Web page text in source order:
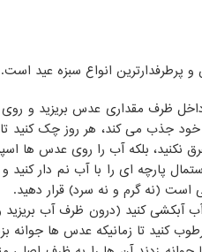
پرطرفدارترین انواع سبزه عید
داخل ظرف مقداری عدس بریزید و
جذب می کند، هر روز چک کنید
نکنید، بلکه آب را روی عدس ها
پارچه ای را با آب نم دار
است (نه گرم و نه سرد) قرار دهید.
آبکشی کنید (درون ظرف آب بریزید
کنید تا زمانیکه عدس ها جوانه